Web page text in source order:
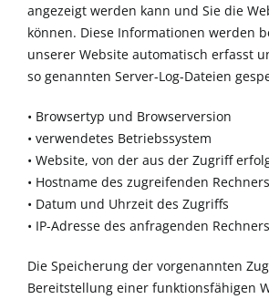
angezeigt werden kann und Sie die
können. Diese Informationen werden
unserer Website automatisch erfasst
so genannten Server-Log-Dateien
• Browsertyp und Browserversion
• verwendetes Betriebssystem
• Website, von der aus der Zugriff
• Hostname des zugreifenden Rechners
• Datum und Uhrzeit des Zugriffs
• IP-Adresse des anfragenden Rechners
Die Speicherung der vorgenannten
Bereitstellung einer funktionsfähigen